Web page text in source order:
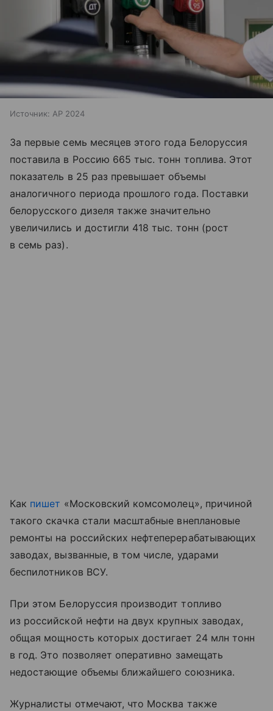
Источник: AP 2024
За первые семь месяцев этого года Белоруссия
поставила в Россию 665 тыс. тонн топлива. Этот
показатель в 25 раз превышает объемы
аналогичного периода прошлого года. Поставки
белорусского дизеля также значительно
увеличились и достигли 418 тыс. тонн (рост
в семь раз).
Как пишет «Московский комсомолец», причиной
такого скачка стали масштабные внеплановые
ремонты на российских нефтеперерабатывающих
заводах, вызванные, в том числе, ударами
беспилотников ВСУ.
При этом Белоруссия производит топливо
из российской нефти на двух крупных заводах,
общая мощность которых достигает 24 млн тонн
в год. Это позволяет оперативно замещать
недостающие объемы ближайшего союзника.
Журналисты отмечают, что Москва также